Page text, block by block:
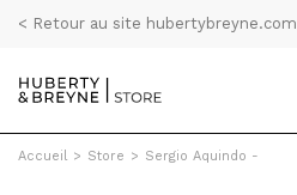
< Retour au site hubertybreyne.com
Accueil > Store > Sergio Aquindo -